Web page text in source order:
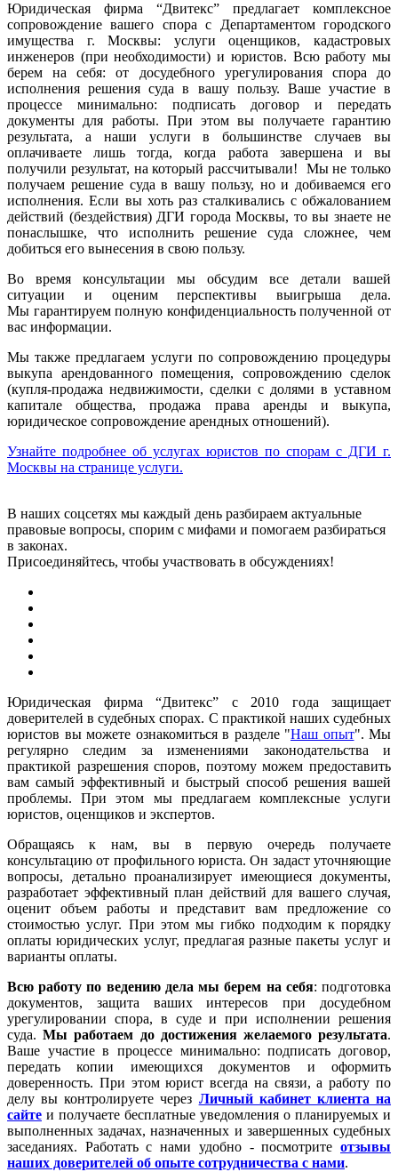
Юридическая фирма “Двитекс” предлагает комплексное
сопровождение вашего спора с Департаментом городского
имущества г. Москвы: услуги оценщиков, кадастровых
инженеров (при необходимости) и юристов. Всю работу мы
берем на себя: от досудебного урегулирования спора до
исполнения решения суда в вашу пользу. Ваше участие в
процессе минимально: подписать договор и передать
документы для работы. При этом вы получаете гарантию
результата, а наши услуги в большинстве случаев вы
оплачиваете лишь тогда, когда работа завершена и вы
получили результат, на который рассчитывали! Мы не только
получаем решение суда в вашу пользу, но и добиваемся его
исполнения. Если вы хоть раз сталкивались с обжалованием
действий (бездействия) ДГИ города Москвы, то вы знаете не
понаслышке, что исполнить решение суда сложнее, чем
добиться его вынесения в свою пользу.
Во время консультации мы обсудим все детали вашей
ситуации и оценим перспективы выигрыша дела.
Мы гарантируем полную конфиденциальность полученной от
вас информации.
Мы также предлагаем услуги по сопровождению процедуры
выкупа арендованного помещения, сопровождению сделок
(купля-продажа недвижимости, сделки с долями в уставном
капитале общества, продажа права аренды и выкупа,
юридическое сопровождение арендных отношений).
Узнайте подробнее об услугах юристов по спорам с ДГИ г.
Москвы на странице услуги.
В наших соцсетях мы каждый день разбираем актуальные
правовые вопросы, спорим с мифами и помогаем разбираться
в законах.
Присоединяйтесь, чтобы участвовать в обсуждениях!
Юридическая фирма “Двитекс” с 2010 года защищает
доверителей в судебных спорах. С практикой наших судебных
юристов вы можете ознакомиться в разделе "Наш опыт". Мы
регулярно следим за изменениями законодательства и
практикой разрешения споров, поэтому можем предоставить
вам самый эффективный и быстрый способ решения вашей
проблемы. При этом мы предлагаем комплексные услуги
юристов, оценщиков и экспертов.
Обращаясь к нам, вы в первую очередь получаете
консультацию от профильного юриста. Он задаст уточняющие
вопросы, детально проанализирует имеющиеся документы,
разработает эффективный план действий для вашего случая,
оценит объем работы и представит вам предложение со
стоимостью услуг. При этом мы гибко подходим к порядку
оплаты юридических услуг, предлагая разные пакеты услуг и
варианты оплаты.
Всю работу по ведению дела мы берем на себя: подготовка
документов, защита ваших интересов при досудебном
урегулировании спора, в суде и при исполнении решения
суда.Мы работаем до достижения желаемого результата.
Ваше участие в процессе минимально: подписать договор,
передать копии имеющихся документов и оформить
доверенность. При этом юрист всегда на связи, а работу по
делу вы контролируете через Личный кабинет клиента на
сайте и получаете бесплатные уведомления о планируемых и
выполненных задачах, назначенных и завершенных судебных
заседаниях. Работать с нами удобно - посмотрите отзывы
наших доверителей об опыте сотрудничества с нами.